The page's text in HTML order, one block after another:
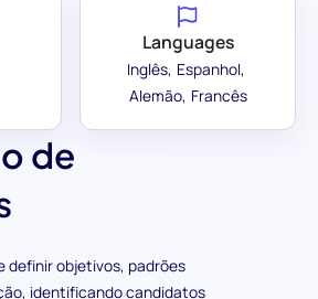
de
definir objetivos, padrões
identificando candidatos
Languages
Inglês Espanhol
Alemão Francês